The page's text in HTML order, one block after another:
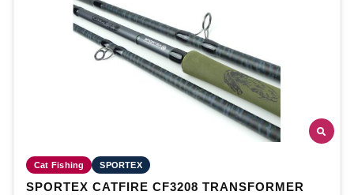
Cat Fishing SPORTEX
SPORTEX CATFIRE CF3208 TRANSFORMER